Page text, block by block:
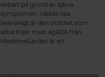
enbart på grund av själva
symptomen, nästan lika
besvärligt är den trötthet som
alltid följer med. agaDA från
MedicineGarden är ett